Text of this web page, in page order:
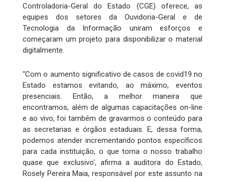
Controladoria-Geral do Estado (CGE) oferece, as
equipes dos setores da Ouvidoria-Geral e de
Tecnologia da Informação uniram esforços e
começaram um projeto para disponibilizar o material
digitalmente.
“Com o aumento significativo de casos de covid19 no
Estado estamos evitando, ao máximo, eventos
presenciais. Então, a melhor maneira que
encontramos, além de algumas capacitações on-line
e ao vivo, foi também de gravarmos o conteúdo para
as secretarias e órgãos estaduais. E, dessa forma,
podemos atender incrementando pontos específicos
para cada instituição, o que torna o nosso trabalho
quase que exclusivo', afirma a auditora do Estado,
Rosely Pereira Maia, responsável por este assunto na